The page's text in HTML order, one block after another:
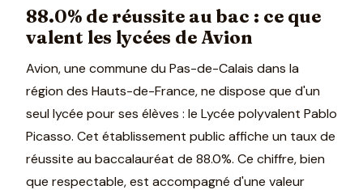
88.0% de réussite au bac : ce que
valent les lycées de Avion
Avion, une commune du Pas-de-Calais dans la
région des Hauts-de-France, ne dispose que d'un
seul lycée pour ses élèves : le Lycée polyvalent Pablo
Picasso. Cet établissement public affiche un taux de
réussite au baccalauréat de 88.0%. Ce chiffre, bien
que respectable, est accompagné d'une valeur